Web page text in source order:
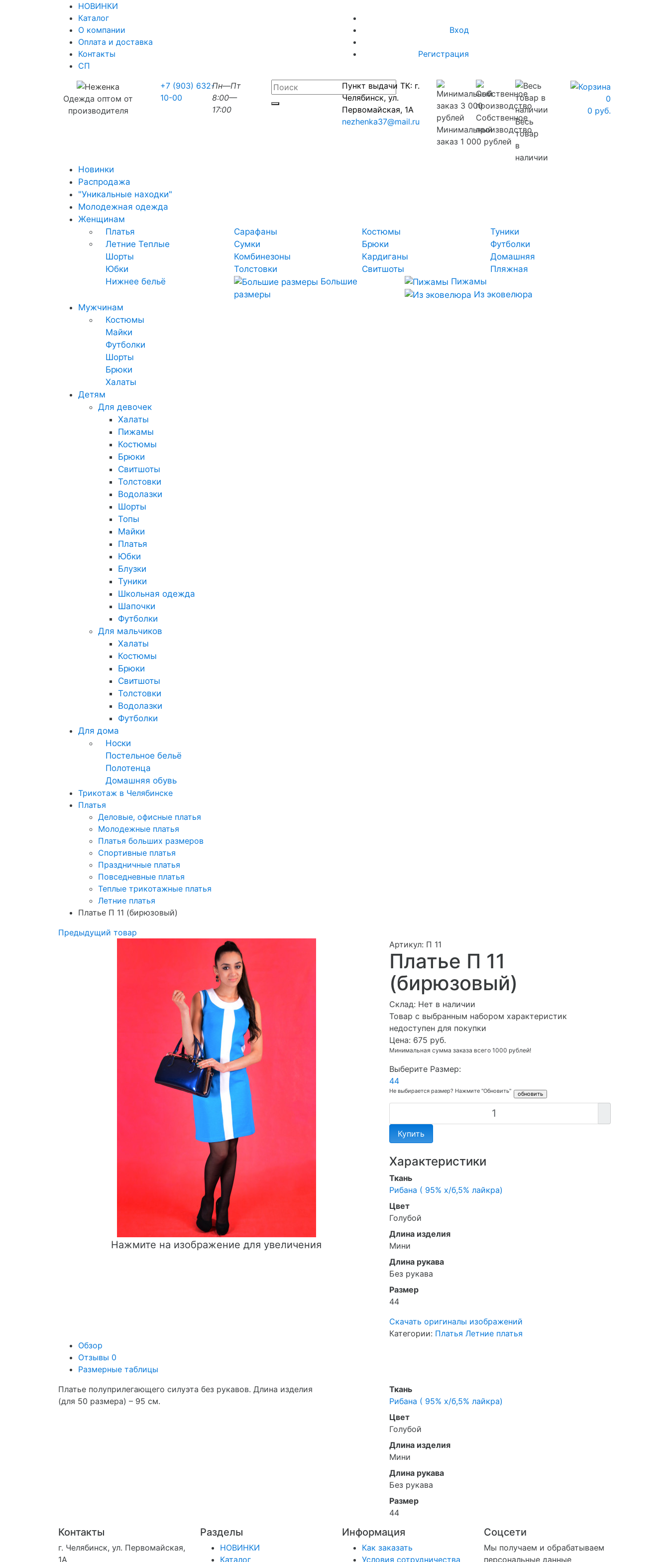
НОВИНКИ
Каталог
О компании
Оплата и доставка
Контакты
СП
Вход
Регистрация
Одежда оптом от
производителя
+7 (903) 632-
10-00
Пн—Пт
8:00—
17:00
Пункт выдачи ТК: г.
Челябинск, ул.
Первомайская, 1А
nezhenka37@mail.ru
Минимальный
заказ 1 000 рублей
Собственное
производство
Весь
товар
в
наличии
0
0 руб.
Новинки
Распродажа
"Уникальные находки"
Молодежная одежда
Женщинам
Платья
Летние Теплые
Сарафаны Костюмы
Туники
Сумки
Брюки
Футболки
Шорты
Комбинезоны Кардиганы
Домашняя
Юбки
Толстовки Свитшоты
Пляжная
Нижнее бельё
Большие
размеры
Пижамы
Из эковелюра
Мужчинам
Костюмы
Майки
Футболки
Шорты
Брюки
Халаты
Детям
Для девочек
Халаты
Пижамы
Костюмы
Брюки
Свитшоты
Толстовки
Водолазки
Шорты
Топы
Майки
Платья
Юбки
Блузки
Туники
Школьная одежда
Шапочки
Футболки
Для мальчиков
Халаты
Костюмы
Брюки
Свитшоты
Толстовки
Водолазки
Футболки
Для дома
Носки
Постельное бельё
Полотенца
Домашняя обувь
Трикотаж в Челябинске
Платья
Деловые, офисные платья
Молодежные платья
Платья больших размеров
Спортивные платья
Праздничные платья
Повседневные платья
Теплые трикотажные платья
Летние платья
Платье П 11 (бирюзовый)
Предыдущий товар
Нажмите на изображение для увеличения
Артикул: П 11
Платье П 11
(бирюзовый)
Cклад: Нет в наличии
Товар с выбранным набором характеристик
недоступен для покупки
Цена: 675 руб.
Минимальная сумма заказа всего 1000 рублей!
Выберите Размер:
44
Не выбирается размер? Нажмите "Обновить"
Купить
Характеристики
Ткань
Рибана ( 95% х/б,5% лайкра)
Цвет
Голубой
Длина изделия
Мини
Длина рукава
Без рукава
Размер
44
Скачать оригиналы изображений
Категории: Платья Летние платья
Обзор
Отзывы 0
Размерные таблицы
Платье полуприлегающего силуэта без рукавов. Длина изделия
(для 50 размера) – 95 см.
Ткань
Рибана ( 95% х/б,5% лайкра)
Цвет
Голубой
Длина изделия
Мини
Длина рукава
Без рукава
Размер
44
Контакты
г. Челябинск, ул. Первомайская,
1А
Разделы
НОВИНКИ
Каталог
Информация
Как заказать
Условия сотрудничества
Соцсети
Мы получаем и обрабатываем
персональные данные